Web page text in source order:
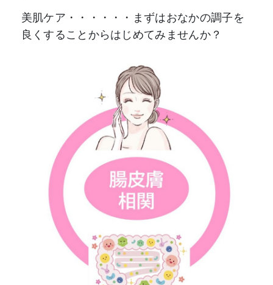
美肌ケア・・・・・・まずはおなかの調子を
良くすることからはじめてみませんか？